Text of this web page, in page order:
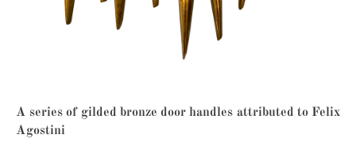
A series of gilded bronze door handles attributed to Felix
Agostini